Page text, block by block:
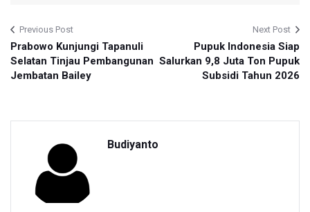
Previous Post
Prabowo Kunjungi Tapanuli
Selatan Tinjau Pembangunan
Jembatan Bailey
Next Post
Pupuk Indonesia Siap
Salurkan 9,8 Juta Ton Pupuk
Subsidi Tahun 2026
Budiyanto